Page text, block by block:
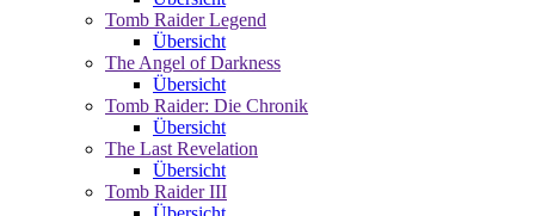
Tomb Raider Legend
Übersicht
The Angel of Darkness
Übersicht
Tomb Raider: Die Chronik
Übersicht
The Last Revelation
Übersicht
Tomb Raider III